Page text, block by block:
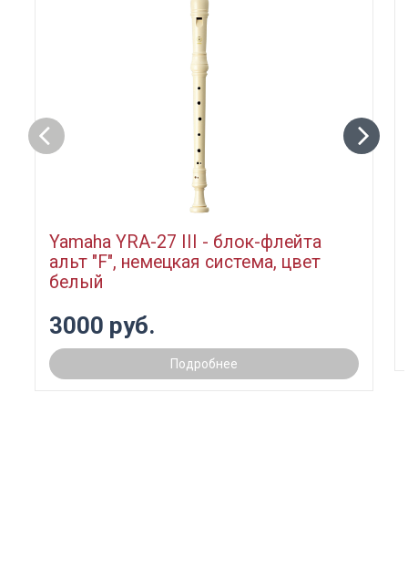
Yamaha YRA-27 III - блок-флейта
альт "F", немецкая система, цвет
белый
3000 руб.
Подробнее